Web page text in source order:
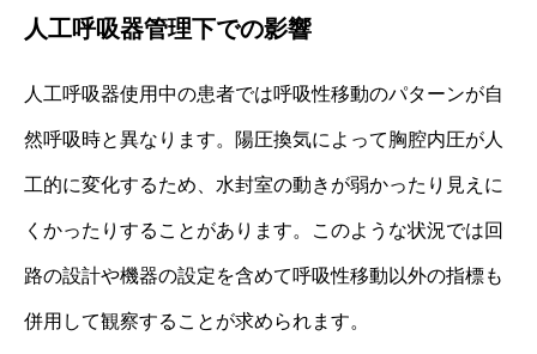
人工呼吸器管理下での影響
人工呼吸器使用中の患者では呼吸性移動のパターンが自
然呼吸時と異なります。陽圧換気によって胸腔内圧が人
工的に変化するため、水封室の動きが弱かったり見えに
くかったりすることがあります。このような状況では回
路の設計や機器の設定を含めて呼吸性移動以外の指標も
併用して観察することが求められます。